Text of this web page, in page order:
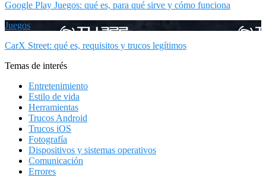
Google Play Juegos: qué es, para qué sirve y cómo funciona
Juegos
CarX Street: qué es, requisitos y trucos legítimos
Temas de interés
Entretenimiento
Estilo de vida
Herramientas
Trucos Android
Trucos iOS
Fotografía
Dispositivos y sistemas operativos
Comunicación
Errores